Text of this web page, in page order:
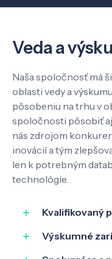
Veda a
Naša spoločnosť má
oblasti vedy a
pôsobeniu na trhu v
spoločnosti pôsobiť aj
nás zdrojom
inovácií a tým
len k potrebným
technológie.
Kvalifikovaný
Výskumné